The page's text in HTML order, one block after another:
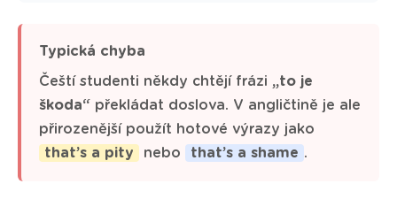
Typická chyba
Čeští studenti někdy chtějí frázi „to je
škoda“ překládat doslova. V angličtině je ale
přirozenější použít hotové výrazy jako
that’s a pity
nebo that’s a shame .